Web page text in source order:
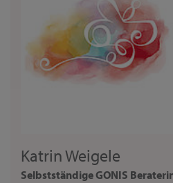
Katrin Weigele
Selbstständige GONIS